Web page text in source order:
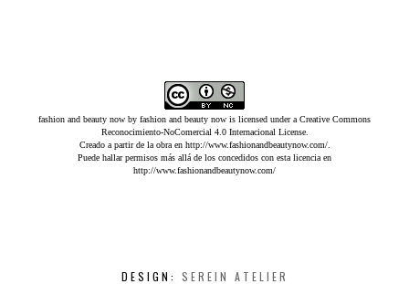
fashion and beauty now by fashion and beauty now is licensed under a Creative Commons
Reconocimiento-NoComercial 4.0 Internacional License.
Creado a partir de la obra en http://www.fashionandbeautynow.com/.
Puede hallar permisos más allá de los concedidos con esta licencia en
http://www.fashionandbeautynow.com/
DESIGN: SEREIN ATELIER